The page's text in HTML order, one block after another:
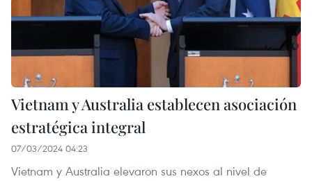
Vietnam y Australia establecen asociación
estratégica integral
07/03/2024 04:23
Vietnam y Australia elevaron sus nexos al nivel de